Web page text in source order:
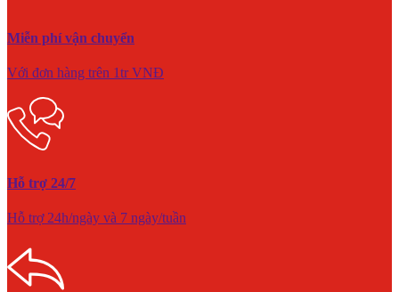
Miễn phí vận chuyển
Với đơn hàng trên 1tr VNĐ
Hỗ trợ 24/7
Hỗ trợ 24h/ngày và 7 ngày/tuần